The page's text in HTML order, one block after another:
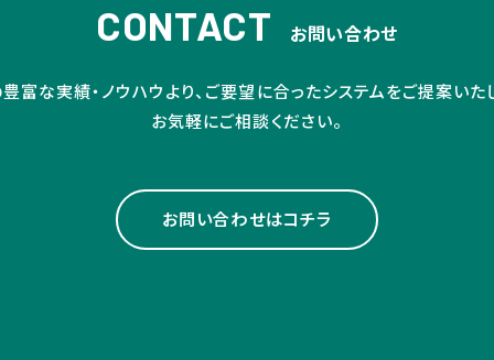
CONTACT お問い合わせ
富な実績・ノウハウより、ご要望に合ったシステムをご提案いた
お気軽にご相談ください。
お問い合わせはコチラ